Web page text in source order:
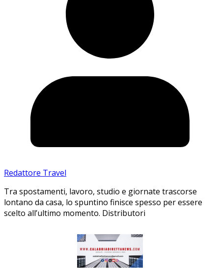
Redattore Travel
Tra spostamenti, lavoro, studio e giornate trascorse
lontano da casa, lo spuntino finisce spesso per essere
scelto all’ultimo momento. Distributori